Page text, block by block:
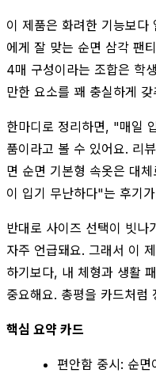
이 제품은 화려한 기능보다
에게 잘 맞는 순면 삼각 팬
4매 구성이라는 조합은 학
만한 요소를 꽤 충실하게
한마디로 정리하면, "매일
품이라고 볼 수 있어요. 리
면 순면 기본형 속옷은 대
이 입기 무난하다"는 후기
반대로 사이즈 선택이 빗나
자주 언급돼요. 그래서 이
하기보다, 내 체형과 생활
중요해요. 총평을 카드처럼
핵심 요약 카드
편안함 중시: 순